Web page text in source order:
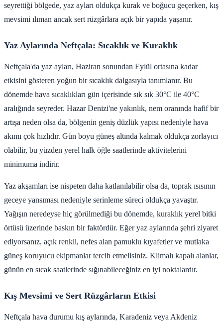
seyrettiği bölgede, yaz ayları oldukça kurak ve boğucu geçerken, kış
mevsimi ılıman ancak sert rüzgârlara açık bir yapıda yaşanır.
Yaz Aylarında Neftçala: Sıcaklık ve Kuraklık
Neftçala'da yaz ayları, Haziran sonundan Eylül ortasına kadar
etkisini gösteren yoğun bir sıcaklık dalgasıyla tanımlanır. Bu
dönemde hava sıcaklıkları gün içerisinde sık sık 30°C ile 40°C
aralığında seyreder. Hazar Denizi'ne yakınlık, nem oranında hafif bir
artışa neden olsa da, bölgenin geniş düzlük yapısı nedeniyle hava
akımı çok hızlıdır. Gün boyu güneş altında kalmak oldukça zorlayıcı
olabilir, bu yüzden yerel halk öğle saatlerinde aktivitelerini
minimuma indirir.
Yaz akşamları ise nispeten daha katlanılabilir olsa da, toprak ısısının
geceye yansıması nedeniyle serinleme süreci oldukça yavaştır.
Yağışın neredeyse hiç görülmediği bu dönemde, kuraklık yerel bitki
örtüsü üzerinde baskın bir faktördür. Eğer yaz aylarında şehri ziyaret
ediyorsanız, açık renkli, nefes alan pamuklu kıyafetler ve mutlaka
güneş koruyucu ekipmanlar tercih etmelisiniz. Klimalı kapalı alanlar,
günün en sıcak saatlerinde sığınabileceğiniz en iyi noktalardır.
Kış Mevsimi ve Sert Rüzgârların Etkisi
Neftçala hava durumu kış aylarında, Karadeniz veya Akdeniz